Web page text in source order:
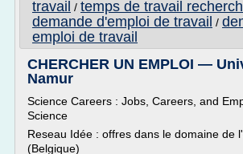
travail / temps de travail
demande d'emploi de travail /
emploi de travail
CHERCHER UN EMPLOI —
Namur
Science Careers : Jobs, Careers, and
Science
Reseau Idée : offres dans le domaine de
(Belgique)